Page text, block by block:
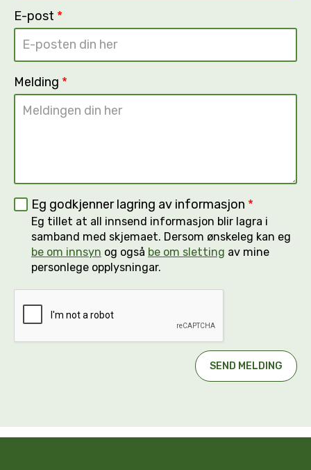
E-post *
Melding *
Eg godkjenner lagring av informasjon *
Eg tillet at all innsend informasjon blir lagra i
samband med skjemaet. Dersom ønskeleg kan eg
be om innsyn og også be om sletting av mine
personlege opplysningar.